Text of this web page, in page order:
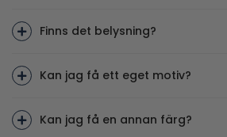
Finns det belysning?
Kan jag få ett eget motiv?
Kan jag få en annan färg?